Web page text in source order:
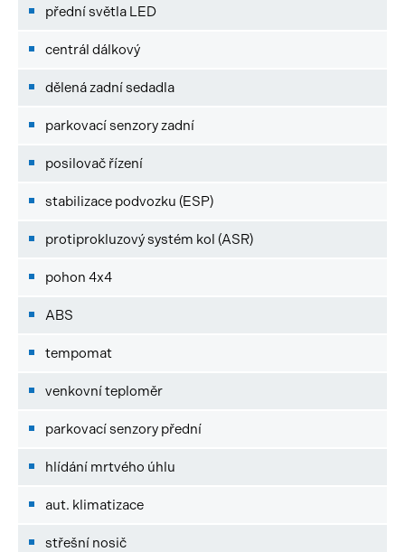
přední světla LED
centrál dálkový
dělená zadní sedadla
parkovací senzory zadní
posilovač řízení
stabilizace podvozku (ESP)
protiprokluzový systém kol (ASR)
pohon 4x4
ABS
tempomat
venkovní teploměr
parkovací senzory přední
hlídání mrtvého úhlu
aut. klimatizace
střešní nosič